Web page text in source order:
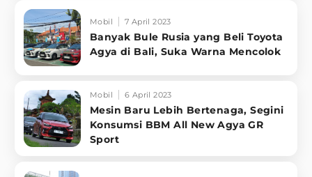
Mobil 7 April 2023
Banyak Bule Rusia yang Beli Toyota
Agya di Bali, Suka Warna Mencolok
Mobil 6 April 2023
Mesin Baru Lebih Bertenaga, Segini
Konsumsi BBM All New Agya GR
Sport